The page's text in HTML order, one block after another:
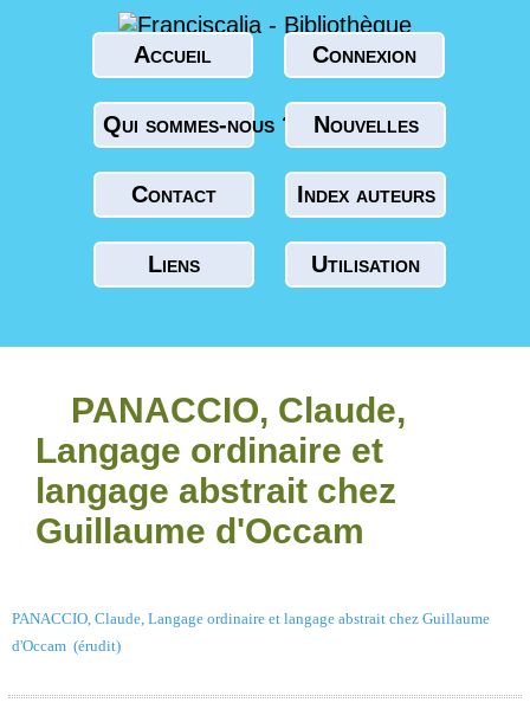
Accueil Connexion
Qui sommes-nous ? Nouvelles
Contact Index auteurs
Liens Utilisation
PANACCIO, Claude,
Langage ordinaire et
langage abstrait chez
Guillaume d'Occam
PANACCIO, Claude, Langage ordinaire et langage abstrait chez Guillaume
d'Occam (érudit)